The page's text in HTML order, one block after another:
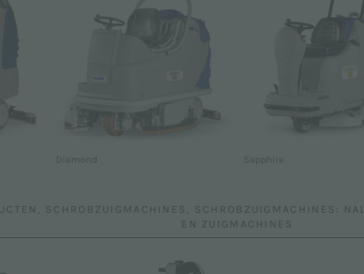
Diamond Sapphire
SCHROBZUIGMACHINES, SCHROBZUIGMACHINES:
EN ZUIGMACHINES